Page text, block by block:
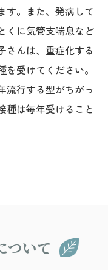
す。また、発病して
くに気管支喘息など
さんは、重症化する
受けてください。
流行する型がちがっ
種は毎年受けること
ついて